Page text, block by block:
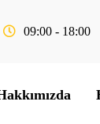
09:00 - 18:00